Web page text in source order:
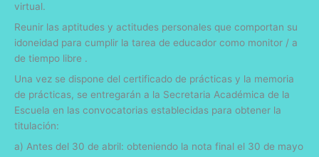
virtual.
Reunir las aptitudes y actitudes personales que comportan su
idoneidad para cumplir la tarea de educador como monitor / a
de tiempo libre .
Una vez se dispone del certificado de prácticas y la memoria
de prácticas, se entregarán a la Secretaria Académica de la
Escuela en las convocatorias establecidas para obtener la
titulación:
a) Antes del 30 de abril: obteniendo la nota final el 30 de mayo